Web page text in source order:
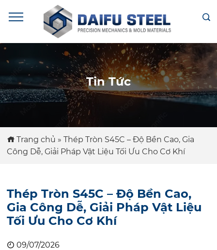
Tin Tức
Trang chủ » Thép Tròn S45C – Độ Bền Cao, Gia
Công Dễ, Giải Pháp Vật Liệu Tối Ưu Cho Cơ Khí
Thép Tròn S45C – Độ Bền Cao,
Gia Công Dễ, Giải Pháp Vật Liệu
Tối Ưu Cho Cơ Khí
09/07/2026